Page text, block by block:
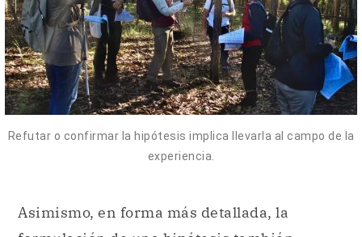
Refutar o confirmar la hipótesis implica llevarla al campo de la
experiencia.
Asimismo, en forma más detallada, la